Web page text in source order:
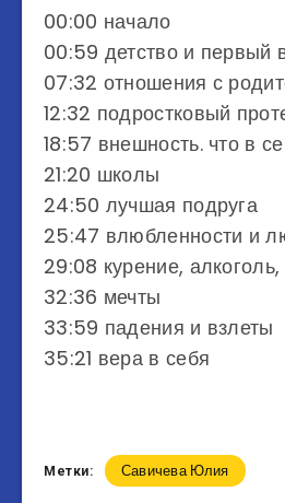
00:00 начало
00:59 детство и первый
07:32 отношения с
12:32 подростковый
18:57 внешность. что в
21:20 школы
24:50 лучшая подруга
25:47 влюбленности и
29:08 курение, алкоголь,
32:36 мечты
33:59 падения и взлеты
35:21 вера в себя
Метки: Савичева Юлия